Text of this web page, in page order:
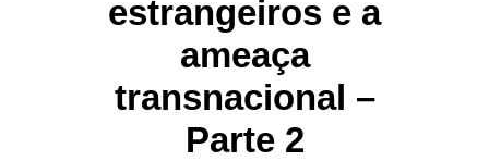
estrangeiros e a
ameaça
transnacional –
Parte 2